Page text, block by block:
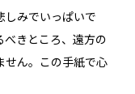
しみでいっぱいで
べきところ、遠方の
せん。この手紙で心